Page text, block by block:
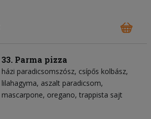
33. Parma pizza
házi paradicsomszósz csípős kolbász
lilahagyma aszalt paradicsom
mascarpone oregano trappista sajt